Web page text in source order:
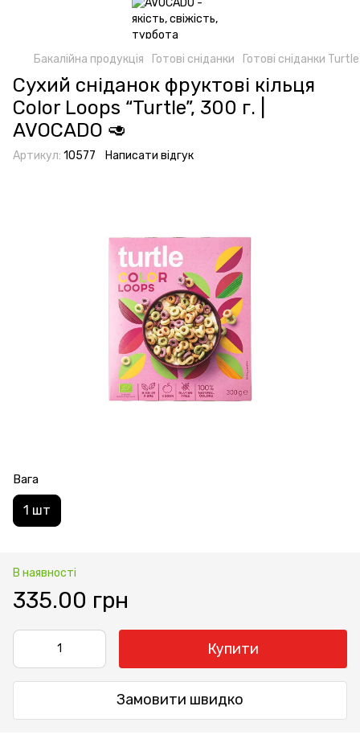
Бакалійна продукція Готові сніданки Готові сніданки Turtle
Сухий сніданок фруктові кільця
Color Loops “Turtle”, 300 г. |
AVOCADO 🥑
Артикул: 10577 Написати відгук
Вага
1 шт
В наявності
335.00 грн
Купити
Замовити швидко